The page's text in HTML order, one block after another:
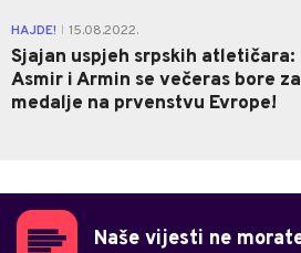
HAJDE! 15.08.2022.
Sjajan uspjeh srpskih atletičara:
Asmir i Armin se večeras bore za
medalje na prvenstvu Evrope!
Naše vijesti ne